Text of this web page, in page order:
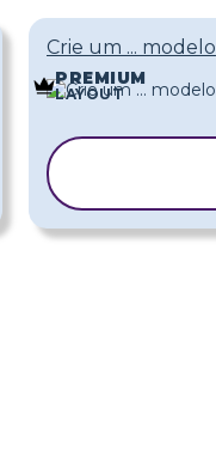
Crie um ... modelo
PREMIUM
LAYOUT